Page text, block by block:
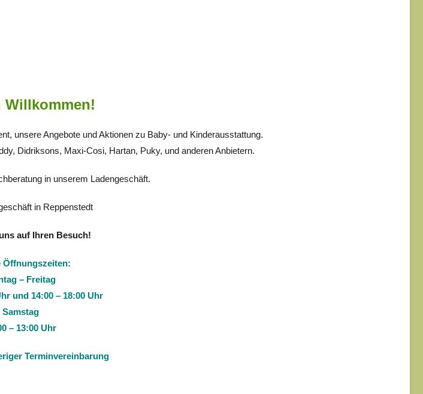
Willkommen!
unsere Angebote und Aktionen zu Baby- und Kinderausstattung.
Didriksons, Maxi-Cosi, Hartan, Puky, und anderen Anbietern.
in unserem Ladengeschäft.
in Reppenstedt
auf Ihren Besuch!
Öffnungszeiten:
– Freitag
und 14:00 – 18:00 Uhr
Samstag
– 13:00 Uhr
Terminvereinbarung